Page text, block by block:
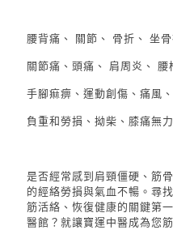
腰背痛、 關節、 骨折、 坐
關節痛、頭痛、 肩周炎、 腰
手腳痲痹、運動創傷、痛風
負重和勞損、拗柴、膝痛無
是否經常感到肩頸僵硬、筋
的經絡勞損與氣血不暢。尋
筋活絡、恢復健康的關鍵第一
醫館？就讓寶運中醫成為您